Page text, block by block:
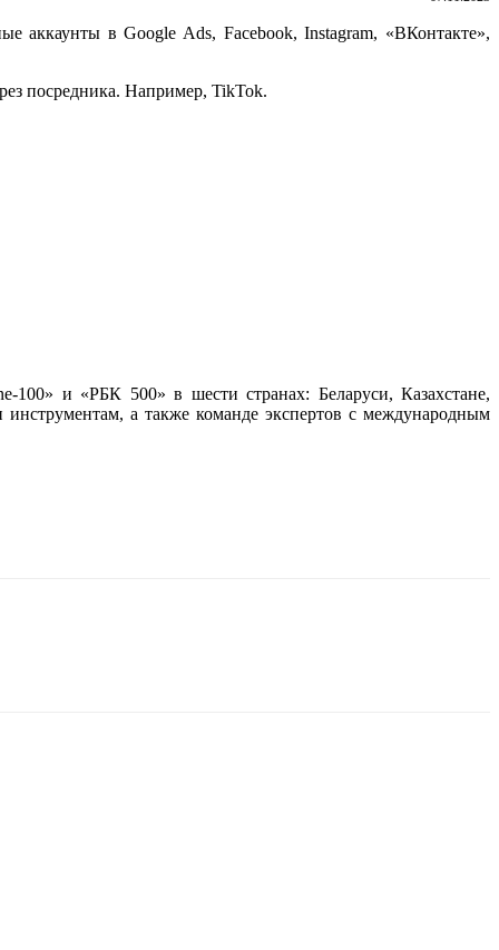
аккаунты в Google Ads, Facebook, Instagram, «ВКонтакте»,
посредника. Например, TikTok.
100» и «РБК 500» в шести странах: Беларуси, Казахстане,
а также команде экспертов с международным